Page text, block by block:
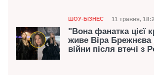
Категорія
ШОУ-БІЗНЕС Дата
11 травня,
"Вона фанатка цієї
живе Віра Брежнєва
війни після втечі з